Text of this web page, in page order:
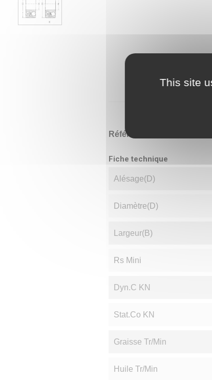
Référence
Fiche technique
Alésage(d)
Diamètre(D)
Largeur(B)
Rs Mini
Dyn.C KN
Stat.Co KN
Graisse Tr/min
Huile Tr/min
This site